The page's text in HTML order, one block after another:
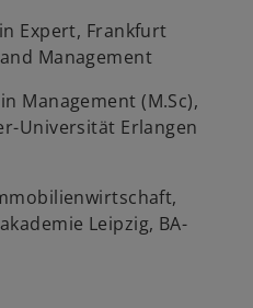
Expert, Frankfurt
Management
Management (M.Sc),
Universität Erlangen
Leipzig, BA-